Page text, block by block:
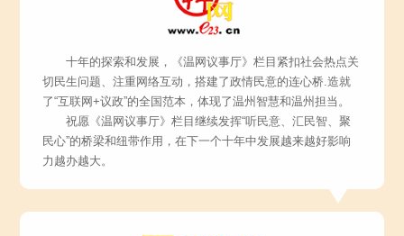
十年的探索和发展，《温网议事厅》栏目紧扣社会热点关
切民生问题、注重网络互动，搭建了政情民意的连心桥.造就
了“互联网+议政”的全国范本，体现了温州智慧和温州担当。
祝愿《温网议事厅》栏目继续发挥“听民意、汇民智、聚
民心”的桥梁和纽带作用，在下一个十年中发展越来越好影响
力越办越大。